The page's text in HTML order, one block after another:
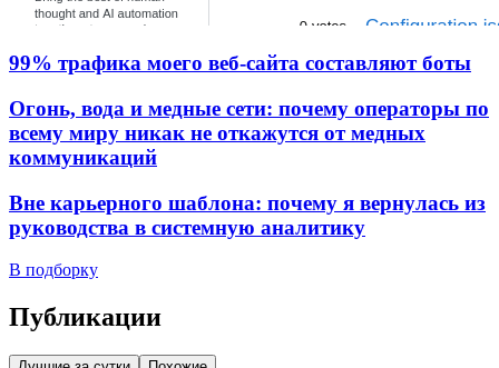
99% трафика моего веб‑сайта составляют боты
Огонь, вода и медные сети: почему операторы по
всему миру никак не откажутся от медных
коммуникаций
Вне карьерного шаблона: почему я вернулась из
руководства в системную аналитику
В подборку
Публикации